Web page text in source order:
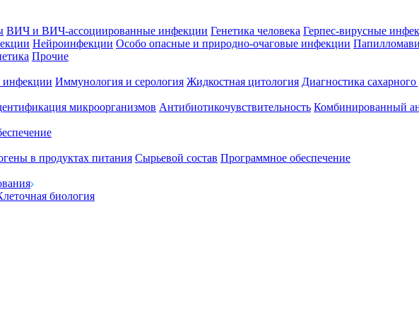
ВИЧ и ВИЧ-ассоциированные инфекции Генетика человека Герпес-вирусные
Нейроинфекции Особо опасные и природно-очаговые инфекции
Прочие
инфекции Иммунология и серология Жидкостная цитология Диагностика сахарного
микроорганизмов Антибиотикочувствительность Комбинированный
в продуктах питания Сырьевой состав Программное обеспечение
биология